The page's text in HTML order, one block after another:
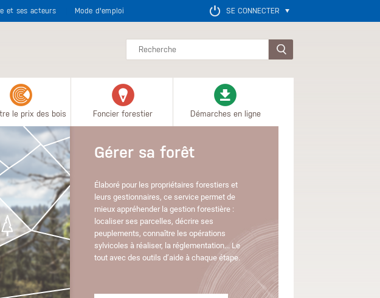
et ses acteurs Mode d'emploi SE CONNECTER
Rechercher
le prix des bois Foncier forestier Démarches en ligne
Gérer sa forêt
Élaboré pour les propriétaires forestiers et
leurs gestionnaires, ce service permet de
mieux appréhender la gestion forestière :
localiser ses parcelles, décrire ses
peuplements, connaître les opérations
sylvicoles à réaliser, la réglementation... Le
tout avec des outils d’aide à chaque étape.